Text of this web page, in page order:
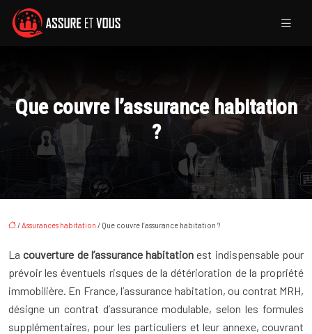
Que couvre l’assurance habitation
?
/Assurances habitation / Que couvre l’assurance habitation ?
Lacouverture de l’assurance habitation est indispensable pour
prévoir les éventuels risques de la détérioration de la propriété
immobilière. En France, l’assurance habitation, ou contrat MRH,
désigne un contrat d’assurance modulable, selon les formules
supplémentaires, pour les particuliers et leur annexe, couvrant